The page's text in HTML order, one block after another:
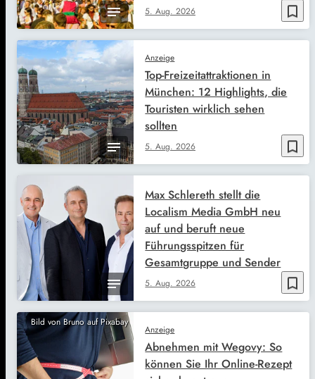
bookmark_border
5. Aug. 2026
bookmark_border
Anzeige
5. Aug. 2026
Top-Freizeitattraktionen in
München: 12 Highlights, die
Touristen wirklich sehen
sollten
bookmark_border
5. Aug. 2026
Max Schlereth stellt die
Localism Media GmbH neu
auf und beruft neue
Führungsspitzen für
Gesamtgruppe und Sender
Bild von Bruno auf Pixabay
Anzeige
Abnehmen mit Wegovy: So
können Sie Ihr Online-Rezept